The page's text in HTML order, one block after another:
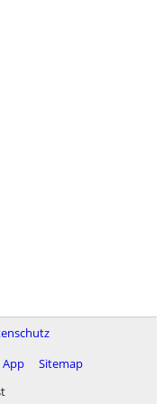
App
Sitemap